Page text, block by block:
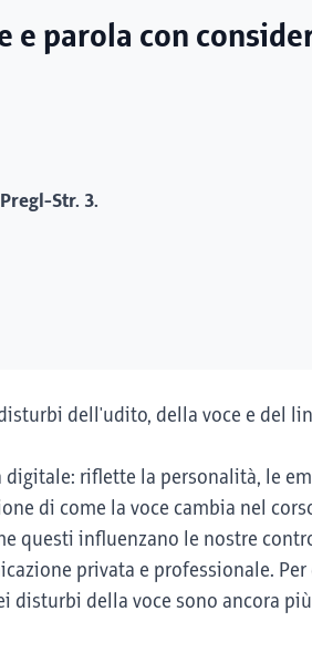
e parola con
Str. 3.
dell'udito, della voce e del
digitale: riflette la personalità, le
di come la voce cambia nel
questi influenzano le nostre
privata e professionale.
disturbi della voce sono ancora